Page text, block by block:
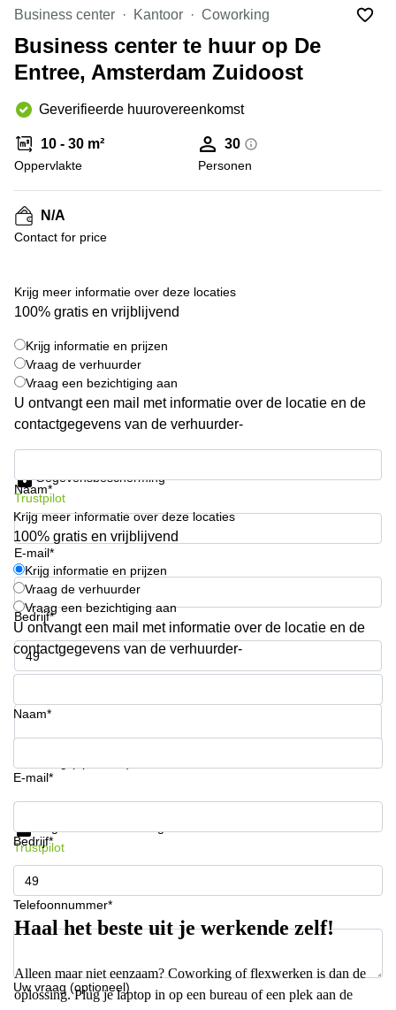
Hengelo
Hilversum
Hoofddorp
Deventer
Rotterdam
Tiel
Zwolle
Bodegraven-
Reeuwijk
Business
center
Arnhem
Business
Amsterdam
Westpoort
Business
center
Hilversum
Den
Haag
space
Breda
Coworking
Arnhem
Coworking
space
Hilversum
Coworking
space
Zwolle
Coworking
Haarlem
Kantoor
Huren
Hengelo
Nijmegen
Business center Kantoor Coworking
Business center te huur op De
Entree, Amsterdam Zuidoost
Geverifieerde huurovereenkomst
10 - 30 m²
Oppervlakte
30
Personen
N/A
Contact for price
Krijg meer informatie over deze locaties
100% gratis en vrijblijvend
Krijg informatie en prijzen
Vraag de verhuurder
Vraag een bezichtiging aan
U ontvangt een mail met informatie over de locatie en de
contactgegevens van de verhuurder-
Naam*
E-mail*
Bedrijf*
Telefoonnummer*
Gegevensbescherming
Trustpilot
Krijg meer informatie over deze locaties
100% gratis en vrijblijvend
Krijg informatie en prijzen
Vraag de verhuurder
Vraag een bezichtiging aan
U ontvangt een mail met informatie over de locatie en de
contactgegevens van de verhuurder-
Naam*
E-mail*
Bedrijf*
Telefoonnummer*
Uw vraag (optioneel)
Krijg informatie en prijzen
Trustpilot
Haal het beste uit je werkende zelf!
Alleen maar niet eenzaam? Coworking of flexwerken is dan de
oplossing. Plug je laptop in op een bureau of een plek aan de